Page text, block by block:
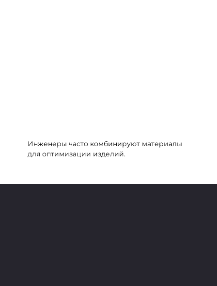
Инженеры часто комбинируют материалы
для оптимизации изделий.